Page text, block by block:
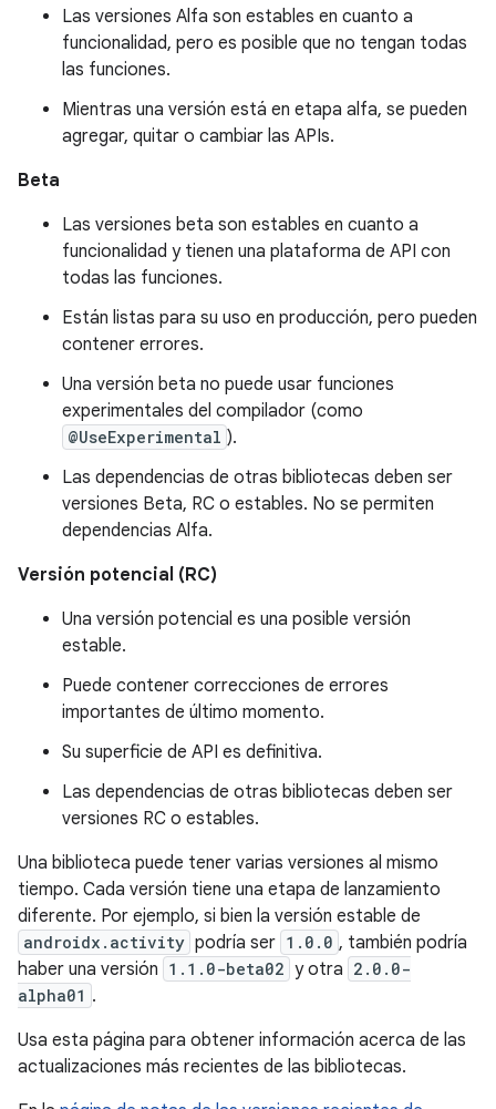
Las versiones Alfa son estables en cuanto a
funcionalidad, pero es posible que no tengan todas
las funciones.
Mientras una versión está en etapa alfa, se pueden
agregar, quitar o cambiar las APIs.
Beta
Las versiones beta son estables en cuanto a
funcionalidad y tienen una plataforma de API con
todas las funciones.
Están listas para su uso en producción, pero pueden
contener errores.
Una versión beta no puede usar funciones
experimentales del compilador (como
@UseExperimental ).
Las dependencias de otras bibliotecas deben ser
versiones Beta, RC o estables. No se permiten
dependencias Alfa.
Versión potencial (RC)
Una versión potencial es una posible versión
estable.
Puede contener correcciones de errores
importantes de último momento.
Su superficie de API es definitiva.
Las dependencias de otras bibliotecas deben ser
versiones RC o estables.
Una biblioteca puede tener varias versiones al mismo
tiempo. Cada versión tiene una etapa de lanzamiento
diferente. Por ejemplo, si bien la versión estable de
androidx.activity podría ser 1.0.0 , también podría
haber una versión 1.1.0-beta02 y otra 2.0.0-
alpha01 .
Usa esta página para obtener información acerca de las
actualizaciones más recientes de las bibliotecas.